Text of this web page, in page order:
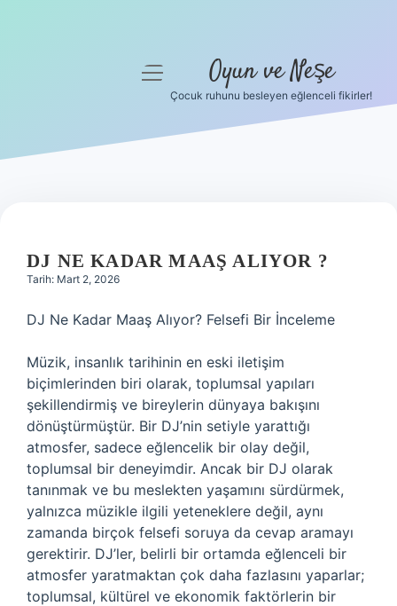
Hakkımızda
menüyü
Oyun ve Neşe
Çocuk ruhunu besleyen eğlenceli fikirler!
DJ NE KADAR MAAŞ ALIYOR ?
Tarih: Mart 2, 2026
DJ Ne Kadar Maaş Alıyor? Felsefi Bir İnceleme
Müzik, insanlık tarihinin en eski iletişim
biçimlerinden biri olarak, toplumsal yapıları
şekillendirmiş ve bireylerin dünyaya bakışını
dönüştürmüştür. Bir DJ’nin setiyle yarattığı
atmosfer, sadece eğlencelik bir olay değil,
toplumsal bir deneyimdir. Ancak bir DJ olarak
tanınmak ve bu meslekten yaşamını sürdürmek,
yalnızca müzikle ilgili yeteneklere değil, aynı
zamanda birçok felsefi soruya da cevap aramayı
gerektirir. DJ’ler, belirli bir ortamda eğlenceli bir
atmosfer yaratmaktan çok daha fazlasını yaparlar;
toplumsal, kültürel ve ekonomik faktörlerin bir